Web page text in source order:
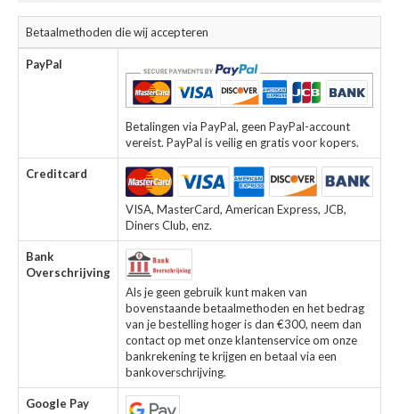
Betaalmethoden die wij accepteren
PayPal
Betalingen via PayPal, geen PayPal-account
vereist. PayPal is veilig en gratis voor kopers.
Creditcard
VISA, MasterCard, American Express, JCB,
Diners Club, enz.
Bank
Overschrijving
Als je geen gebruik kunt maken van
bovenstaande betaalmethoden en het bedrag
van je bestelling hoger is dan €300, neem dan
contact op met onze klantenservice om onze
bankrekening te krijgen en betaal via een
bankoverschrijving.
Google Pay